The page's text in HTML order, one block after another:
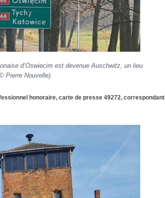
d’Oswiecim est devenue Auschwitz, un lieu
Pierre Nouvelle).
honoraire, carte de presse 49272, correspondant